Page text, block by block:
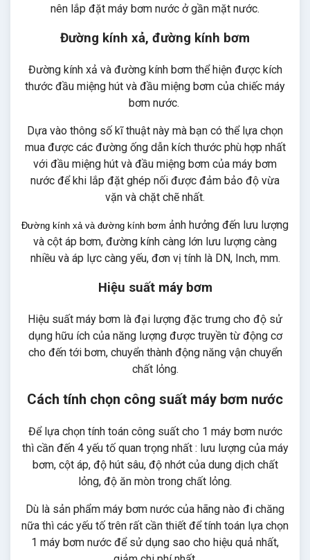
nên lắp đặt máy bơm nước ở gần mặt nước.
Đường kính xả, đường kính bơm
Đường kính xả và đường kính bơm thể hiện được kích
thước đầu miệng hút và đầu miệng bơm của chiếc máy
bơm nước.
Dựa vào thông số kĩ thuật này mà bạn có thể lựa chọn
mua được các đường ống dẫn kích thước phù hợp nhất
với đầu miệng hút và đầu miệng bơm của máy bơm
nước để khi lắp đặt ghép nối được đảm bảo độ vừa
vặn và chặt chẽ nhất.
Đường kính xả và đường kính bơm ảnh hưởng đến lưu lượng
và cột áp bơm, đường kính càng lớn lưu lượng càng
nhiều và áp lực càng yếu, đơn vị tính là DN, Inch, mm.
Hiệu suất máy bơm
Hiệu suất máy bơm là đại lượng đặc trưng cho độ sử
dụng hữu ích của năng lượng được truyền từ động cơ
cho đến tới bơm, chuyển thành động năng vận chuyển
chất lỏng.
Cách tính chọn công suất máy bơm nước
Để lựa chọn tính toán công suất cho 1 máy bơm nước
thì cần đến 4 yếu tố quan trọng nhất : lưu lượng của máy
bơm, cột áp, độ hút sâu, độ nhớt của dung dịch chất
lỏng, độ ăn mòn trong chất lỏng.
Dù là sản phẩm máy bơm nước của hãng nào đi chăng
nữa thì các yếu tố trên rất cần thiết để tính toán lựa chọn
1 máy bơm nước để sử dụng sao cho hiệu quả nhất,